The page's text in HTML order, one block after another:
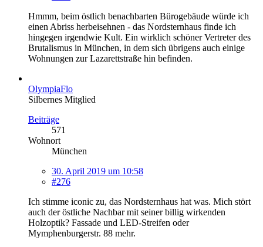
Hmmm, beim östlich benachbarten Bürogebäude würde ich
einen Abriss herbeisehnen - das Nordsternhaus finde ich
hingegen irgendwie Kult. Ein wirklich schöner Vertreter des
Brutalismus in München, in dem sich übrigens auch einige
Wohnungen zur Lazarettstraße hin befinden.
OlympiaFlo
Silbernes Mitglied
Beiträge
571
Wohnort
München
30. April 2019 um 10:58
#276
Ich stimme iconic zu, das Nordsternhaus hat was. Mich stört
auch der östliche Nachbar mit seiner billig wirkenden
Holzoptik? Fassade und LED-Streifen oder
Mymphenburgerstr. 88 mehr.